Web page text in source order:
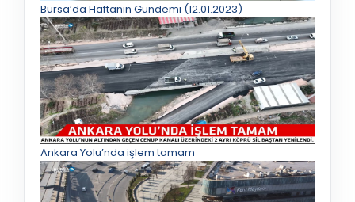
Bursa’da Haftanın Gündemi (12.01.2023)
Ankara Yolu’nda işlem tamam